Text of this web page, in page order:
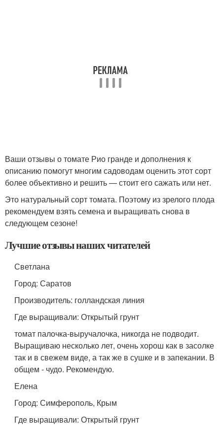
Ваши отзывы о томате Рио гранде и дополнения к
описанию помогут многим садоводам оценить этот сорт
более объективно и решить — стоит его сажать или нет.
Это натуральный сорт томата. Поэтому из зрелого плода
рекомендуем взять семена и выращивать снова в
следующем сезоне!
Лучшие отзывы наших читателей
Светлана
Город: Саратов
Производитель: голландская линия
Где выращивали: Открытый грунт
томат палочка-выручалочка, никогда не подводит.
Выращиваю несколько лет, очень хорош как в засолке
так и в свежем виде, а так же в сушке и в запекании. В
общем - чудо. Рекомендую.
Елена
Город: Симферополь, Крым
Где выращивали: Открытый грунт